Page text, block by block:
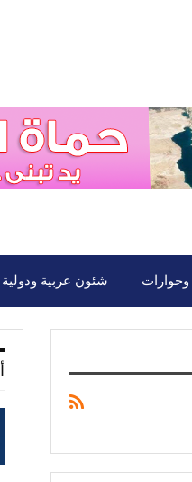
شئون عربية ودولية